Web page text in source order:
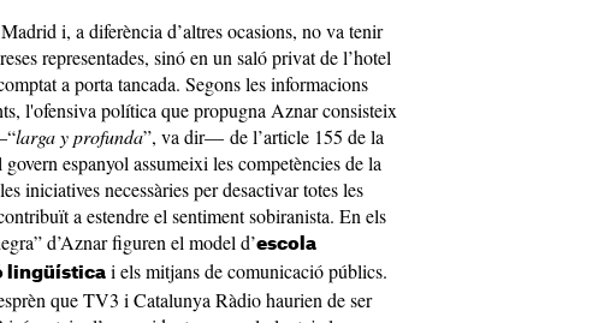
i, a diferència d’altres ocasions, no va tenir
representades, sinó en un saló privat de l’hotel
a porta tancada. Segons les informacions
l'ofensiva política que propugna Aznar consisteix
larga y profunda”, va dir― de l’article 155 de la
espanyol assumeixi les competències de la
iniciatives necessàries per desactivar totes les
a estendre el sentiment sobiranista. En els
d’Aznar figuren el model d’escola
lingüística i els mitjans de comunicació públics.
que TV3 i Catalunya Ràdio haurien de ser